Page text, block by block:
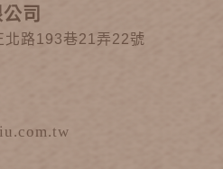
司
北路193巷21弄22號